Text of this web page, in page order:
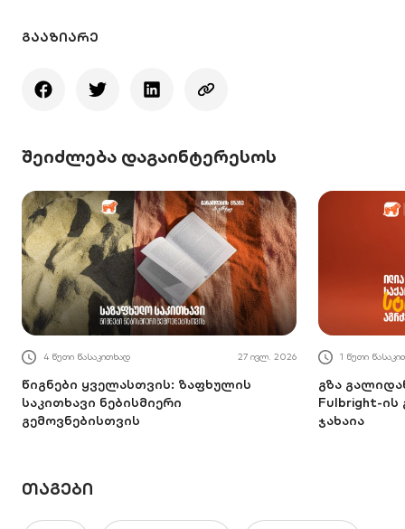
ᲒᲐᲐᲖᲘᲐᲠᲔ
შეიძლება დაგაინტერესოს
4 წუთი წასაკითხად 27 ივლ. 2026
წიგნები ყველასთვის: ზაფხულის
საკითხავი ნებისმიერი
გემოვნებისთვის
1 წუთი
გზა
Fulbright-
ჯახაია
ᲗᲐᲒᲔᲑᲘ